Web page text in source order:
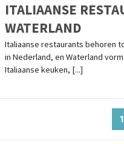
ITALIAANSE
WATERLAND
Italiaanse restaurants behoren
in Nederland, en Waterland
Italiaanse keuken, [...]
1